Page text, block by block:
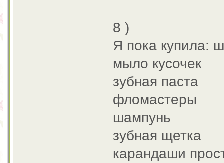
8 )
Я пока купила:
мыло кусочек
зубная паста
фломастеры
шампунь
зубная щетка
карандаши